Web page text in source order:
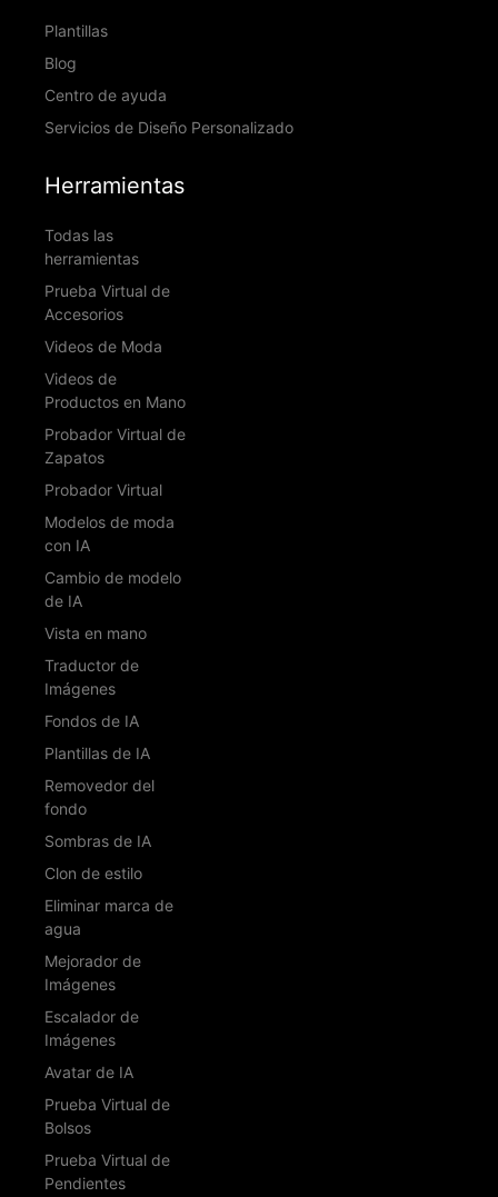
Plantillas
Blog
Centro de ayuda
Servicios de Diseño Personalizado
Herramientas
Todas las
herramientas
Prueba Virtual de
Accesorios
Videos de Moda
Videos de
Productos en Mano
Probador Virtual de
Zapatos
Probador Virtual
Modelos de moda
con IA
Cambio de modelo
de IA
Vista en mano
Traductor de
Imágenes
Fondos de IA
Plantillas de IA
Removedor del
fondo
Sombras de IA
Clon de estilo
Eliminar marca de
agua
Mejorador de
Imágenes
Escalador de
Imágenes
Avatar de IA
Prueba Virtual de
Bolsos
Prueba Virtual de
Pendientes